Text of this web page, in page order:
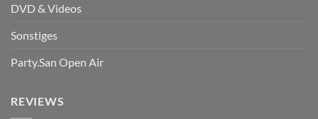
DVD & Videos
Sonstiges
Party.San Open Air
REVIEWS